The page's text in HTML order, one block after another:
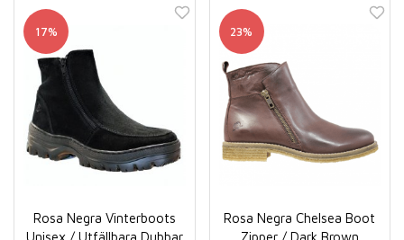
17%
Rosa Negra Vinterboots
Unisex / Utfällbara Dubbar
23%
Rosa Negra Chelsea Boot
Zipper / Dark Brown